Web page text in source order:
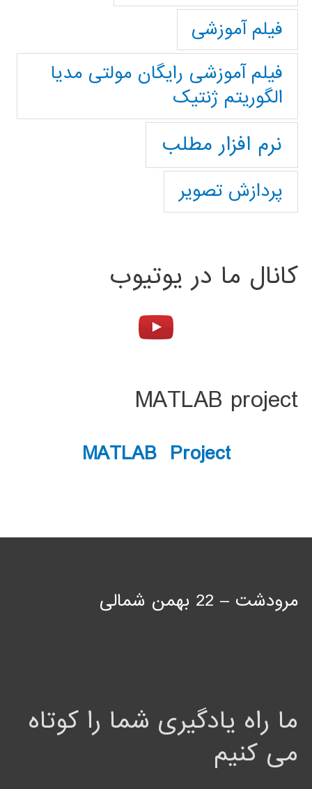
فیلم آموزشی
فیلم آموزشی رایگان مولتی مدیا
الگوریتم ژنتیک
نرم افزار مطلب
پردازش تصویر
کانال ما در یوتیوب
MATLAB project
MATLAB Project
مرودشت – 22 بهمن شمالی
ما راه یادگیری شما را کوتاه
می کنیم